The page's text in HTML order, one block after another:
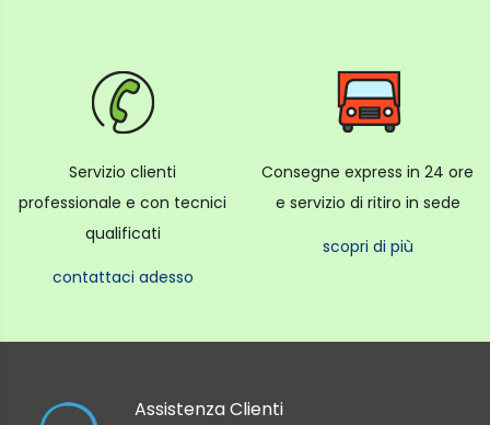
Servizio clienti
professionale e con tecnici
qualificati
contattaci adesso
Consegne express in 24 ore
e servizio di ritiro in sede
scopri di più
Assistenza Clienti